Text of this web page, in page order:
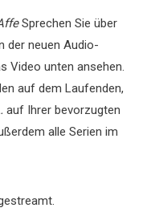
Sprechen Sie über
der neuen Audio-
Video unten ansehen.
auf dem Laufenden,
auf Ihrer bevorzugten
alle Serien im